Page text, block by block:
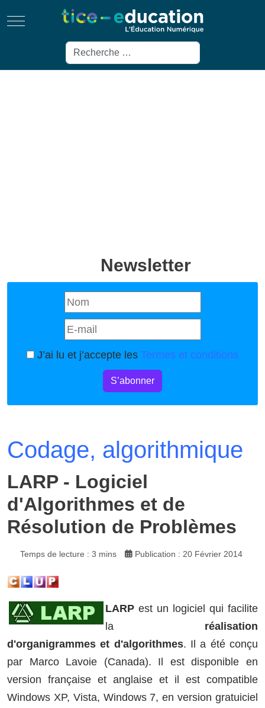
Mobile Menu Toggle
Rechercher
Newsletter
J’ai lu et j’accepte les Termes et conditions
S’abonner
Codage, algorithmique
LARP - Logiciel
d'Algorithmes et de
Résolution de Problèmes
Temps de lecture : 3 mins Publication : 20 Février 2014
LARP est un logiciel qui facilite
la réalisation
d'organigrammes et d'algorithmes. Il a été conçu
par Marco Lavoie (Canada). Il est disponible en
version française et anglaise et il est compatible
Windows XP, Vista, Windows 7, en version gratuiciel